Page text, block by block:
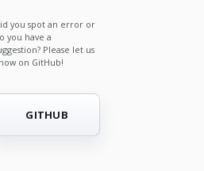
you spot an error or
you have a
Please let us
on GitHub!
GITHUB